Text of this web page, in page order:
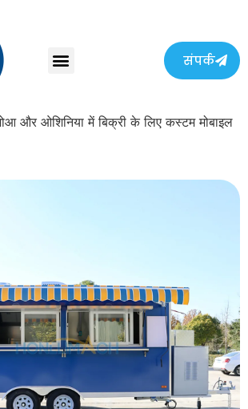
संपर्क
और ओशिनिया में बिक्री के लिए कस्टम मोबाइल